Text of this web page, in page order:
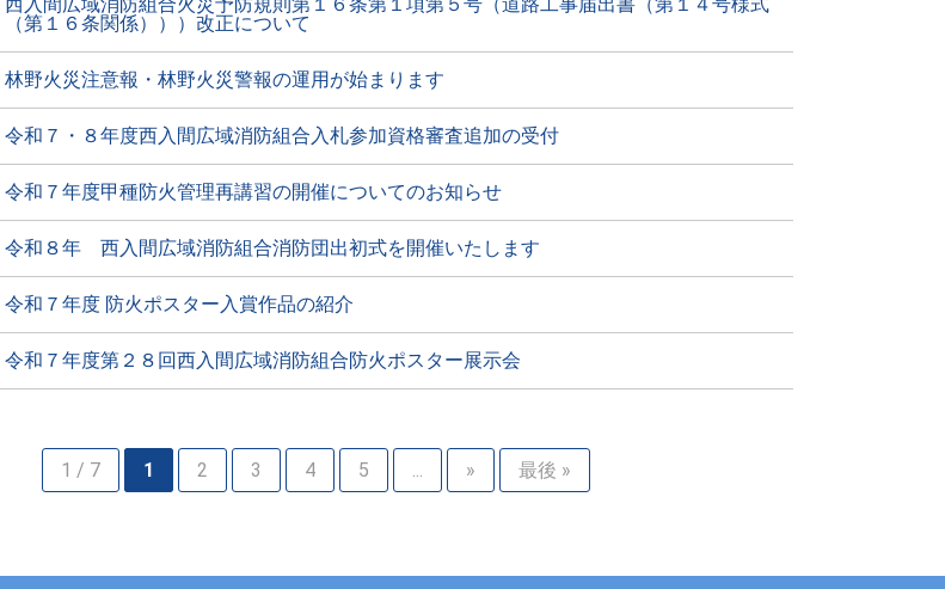
（第１６条関係）））改正について
林野火災注意報・林野火災警報の運用が始まります
令和７・８年度西入間広域消防組合入札参加資格審査追加の受付
令和７年度甲種防火管理再講習の開催についてのお知らせ
令和８年 西入間広域消防組合消防団出初式を開催いたします
令和７年度 防火ポスター入賞作品の紹介
令和７年度第２８回西入間広域消防組合防火ポスター展示会
1 / 7 1 2 3 4 5 » 最後 »